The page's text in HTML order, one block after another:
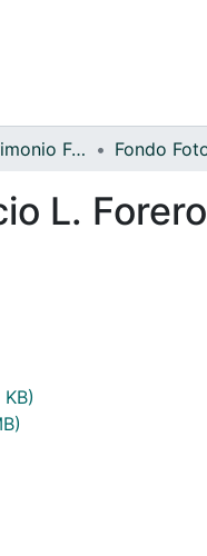
Archivo del Patrimonio Fotográfico y Fílmico del Valle del Cauca
L. Forero